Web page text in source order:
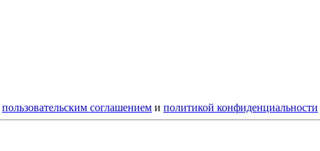
пользовательским соглашением и политикой конфиденциальности